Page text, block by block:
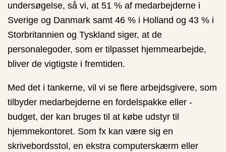
undersøgelse, så vi, at 51 % af medarbejderne i
Sverige og Danmark samt 46 % i Holland og 43 % i
Storbritannien og Tyskland siger, at de
personalegoder, som er tilpasset hjemmearbejde,
bliver de vigtigste i fremtiden.
Med det i tankerne, vil vi se flere arbejdsgivere, som
tilbyder medarbejderne en fordelspakke eller -
budget, der kan bruges til at købe udstyr til
hjemmekontoret. Som fx kan være sig en
skrivebordsstol, en ekstra computerskærm eller